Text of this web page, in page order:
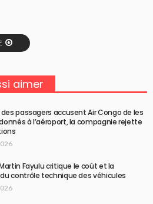
aimer
des passagers accusent Air Congo de les
à l’aéroport, la compagnie rejette
Fayulu critique le coût et la
contrôle technique des véhicules